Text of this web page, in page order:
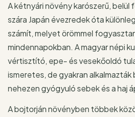
A kétnyári növény karószerű, belül
szára Japán évezredek óta
számít, melyet örömmel
mindennapokban. A magyar népi
vértisztító, epe- és vesekőoldó
ismeretes, de gyakran
nehezen gyógyuló sebek és a haj
A bojtorján növényben többek